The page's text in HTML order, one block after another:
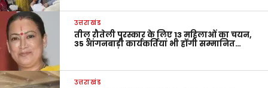
उत्तराखंड
तीलू रौतेली पुरस्कार के लिए 13 महिलाओं का चयन,
35 आंगनबाड़ी कार्यकर्तियां भी होंगी सम्मानित…
उत्तराखंड